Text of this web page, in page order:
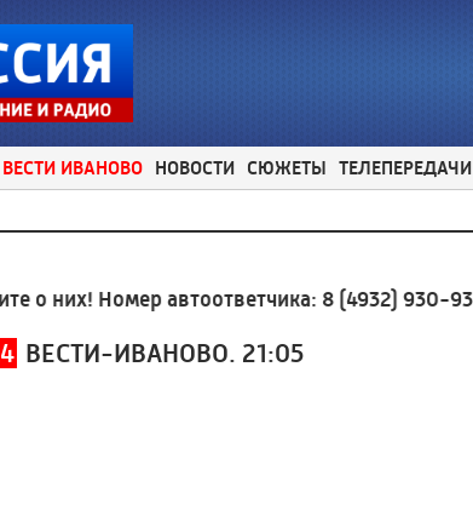
ВЕСТИ ИВАНОВО НОВОСТИ СЮЖЕТЫ ТЕЛЕПЕРЕДАЧИ
них! Номер автоответчика:8 (4932) 930-930
ВЕСТИ-ИВАНОВО. 21:05